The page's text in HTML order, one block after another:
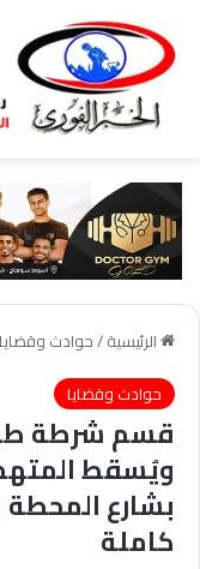
الرئيسية/حوادث وقضايا
حوادث وقضايا
قسم شرطة
ويُسقط
بشارع
كاملة